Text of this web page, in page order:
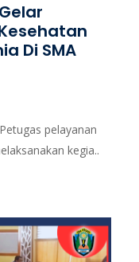
Di SMA
pelayanan
kegia..